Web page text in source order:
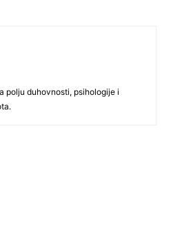
polju duhovnosti, psihologije i